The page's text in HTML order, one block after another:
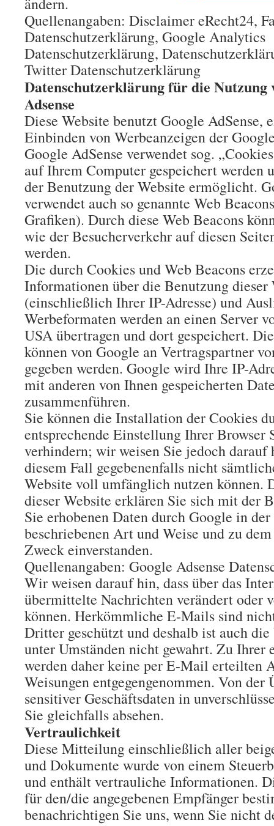
Quellenangaben: Disclaimer eRecht24,
Datenschutzerklärung, Google Analytics
Datenschutzerklärung,
Twitter Datenschutzerklärung
Datenschutzerklärung für die Nutzung
Adsense
Diese Website benutzt Google AdSense,
Einbinden von Werbeanzeigen der
Google AdSense verwendet sog.
auf Ihrem Computer gespeichert werden
der Benutzung der Website ermöglicht.
verwendet auch so genannte Web
Grafiken). Durch diese Web Beacons
wie der Besucherverkehr auf diesen
werden.
Die durch Cookies und Web Beacons
Informationen über die Benutzung dieser
(einschließlich Ihrer IP-Adresse) und
Werbeformaten werden an einen Server
USA übertragen und dort gespeichert.
können von Google an Vertragspartner
gegeben werden. Google wird Ihre IP-
mit anderen von Ihnen gespeicherten
zusammenführen.
Sie können die Installation der Cookies
entsprechende Einstellung Ihrer Browser
verhindern; wir weisen Sie jedoch darauf
diesem Fall gegebenenfalls nicht
Website voll umfänglich nutzen können.
dieser Website erklären Sie sich mit der
Sie erhobenen Daten durch Google in
beschriebenen Art und Weise und zu
Zweck einverstanden.
Quellenangaben: Google Adsense
Wir weisen darauf hin, dass über das
übermittelte Nachrichten verändert oder
können. Herkömmliche E-Mails sind
Dritter geschützt und deshalb ist auch
unter Umständen nicht gewahrt. Zu Ihrer
werden daher keine per E-Mail erteilten
Weisungen entgegengenommen. Von
sensitiver Geschäftsdaten in
Sie gleichfalls absehen.
Vertraulichkeit
Diese Mitteilung einschließlich aller
und Dokumente wurde von einem
und enthält vertrauliche Informationen.
für den/die angegebenen Empfänger
benachrichtigen Sie uns, wenn Sie nicht